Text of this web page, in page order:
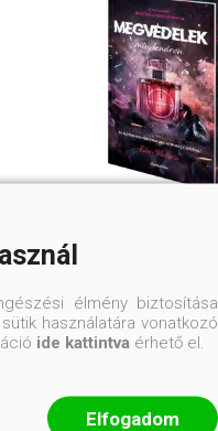
élmény biztosítása
használatára vonatkozó
ide kattintva érhető el.
Elfogadom